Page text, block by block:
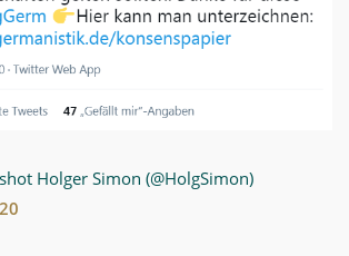
Holger Simon (@HolgSimon)